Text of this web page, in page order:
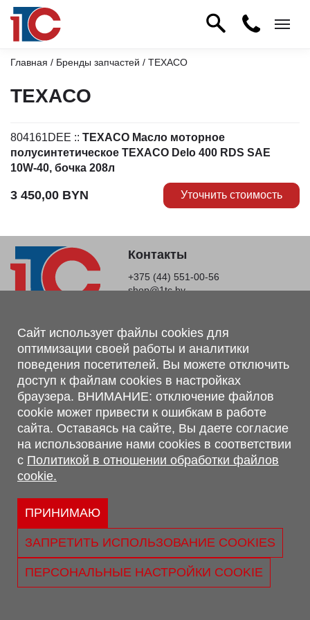
Главная / Бренды запчастей / TEXACO
TEXACO
804161DEE :: TEXACO Масло моторное
полусинтетическое TEXACO Delo 400 RDS SAE
10W-40, бочка 208л
3 450,00 BYN Уточнить стоимость
Контакты
+375 (44) 551-00-56
shop@1tc.by
Магазин, склад
г. Минск, Минский р-н, п. Привольный, ул. Мира, 20А,
223062
г. Брест, ул. Лейтенанта Рябцева, 108 В, 224701
Обращаем Ваше внимание, что вся предоставленная на сайте
информация, касающаяся комплектаций, технических
характеристик, цветовых сочетаний, а также стоимости и
сервисного обслуживания носит информационный характер и
не является публичной офертой, определяемой п.2 ст.407
Гражданского кодекса Республики Беларусь.
Политика обработки персональных данных
Политикой в отношении обработки файлов cookie.
Свидетельство о регистрации №290667530 выдано 02.02.2009
г. Администрацией Ленинского р-на г. Бреста
Сайт использует файлы cookies для
оптимизации своей работы и аналитики
поведения посетителей. Вы можете отключить
доступ к файлам cookies в настройках
браузера. ВНИМАНИЕ: отключение файлов
cookie может привести к ошибкам в работе
сайта. Оставаясь на сайте, Вы даете согласие
на использование нами cookies в соответствии
с Политикой в отношении обработки файлов
cookie.
ПРИНИМАЮ
ЗАПРЕТИТЬ ИСПОЛЬЗОВАНИЕ COOKIES
ПЕРСОНАЛЬНЫЕ НАСТРОЙКИ COOKIE